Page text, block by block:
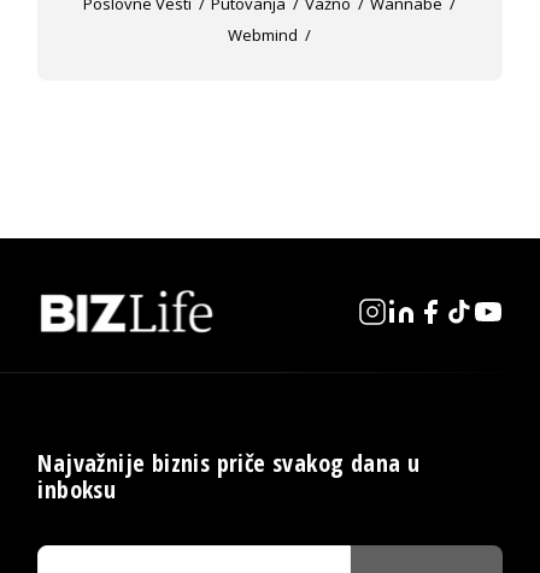
Webmind
Najvažnije biznis priče svakog dana u
inboksu